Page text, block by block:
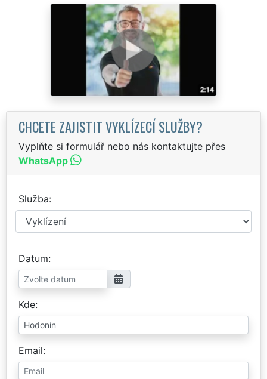
CHCETE ZAJISTIT VYKLÍZECÍ SLUŽBY?
Vyplňte si formulář nebo nás kontaktujte přes
WhatsApp
Služba
Datum
Kde
Email